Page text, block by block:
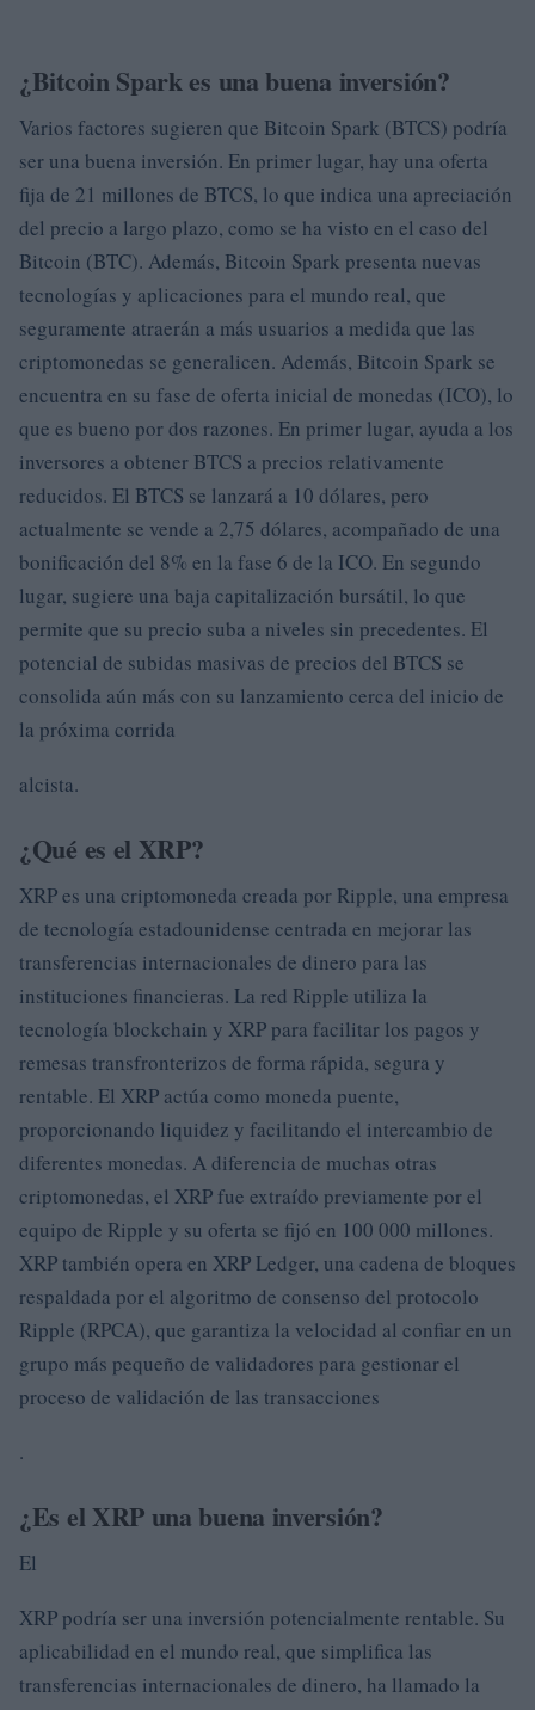
¿Bitcoin Spark es una buena inversión?
Varios factores sugieren que Bitcoin Spark (BTCS) podría
ser una buena inversión. En primer lugar, hay una oferta
fija de 21 millones de BTCS, lo que indica una apreciación
del precio a largo plazo, como se ha visto en el caso del
Bitcoin (BTC). Además, Bitcoin Spark presenta nuevas
tecnologías y aplicaciones para el mundo real, que
seguramente atraerán a más usuarios a medida que las
criptomonedas se generalicen. Además, Bitcoin Spark se
encuentra en su fase de oferta inicial de monedas (ICO), lo
que es bueno por dos razones. En primer lugar, ayuda a los
inversores a obtener BTCS a precios relativamente
reducidos. El BTCS se lanzará a 10 dólares, pero
actualmente se vende a 2,75 dólares, acompañado de una
bonificación del 8% en la fase 6 de la ICO. En segundo
lugar, sugiere una baja capitalización bursátil, lo que
permite que su precio suba a niveles sin precedentes. El
potencial de subidas masivas de precios del BTCS se
consolida aún más con su lanzamiento cerca del inicio de
la próxima corrida
alcista.
¿Qué es el XRP?
XRP es una criptomoneda creada por Ripple, una empresa
de tecnología estadounidense centrada en mejorar las
transferencias internacionales de dinero para las
instituciones financieras. La red Ripple utiliza la
tecnología blockchain y XRP para facilitar los pagos y
remesas transfronterizos de forma rápida, segura y
rentable. El XRP actúa como moneda puente,
proporcionando liquidez y facilitando el intercambio de
diferentes monedas. A diferencia de muchas otras
criptomonedas, el XRP fue extraído previamente por el
equipo de Ripple y su oferta se fijó en 100 000 millones.
XRP también opera en XRP Ledger, una cadena de bloques
respaldada por el algoritmo de consenso del protocolo
Ripple (RPCA), que garantiza la velocidad al confiar en un
grupo más pequeño de validadores para gestionar el
proceso de validación de las transacciones
.
¿Es el XRP una buena inversión?
El
XRP podría ser una inversión potencialmente rentable. Su
aplicabilidad en el mundo real, que simplifica las
transferencias internacionales de dinero, ha llamado la